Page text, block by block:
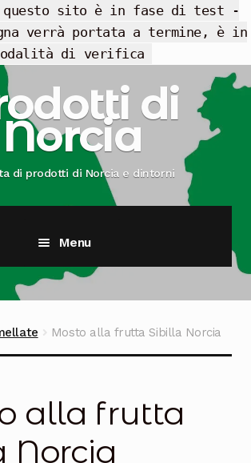
questo sito è in fase di test -
verrà portata a termine, è in
di verifica
di
Norcia
di prodotti di Norcia e dintorni
Menu
Mosto alla frutta Sibilla Norcia
alla frutta
Norcia